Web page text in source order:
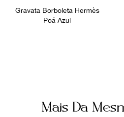
Gravata Borboleta Hermès
Poá Azul
Mais Da